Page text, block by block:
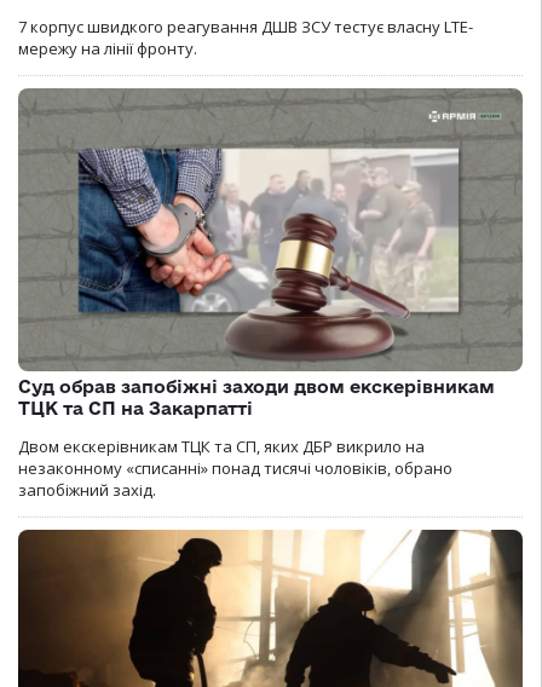
7 корпус швидкого реагування ДШВ ЗСУ тестує власну LTE-
мережу на лінії фронту.
Суд обрав запобіжні заходи двом екскерівникам
ТЦК та СП на Закарпатті
Двом екскерівникам ТЦК та СП, яких ДБР викрило на
незаконному «списанні» понад тисячі чоловіків, обрано
запобіжний захід.